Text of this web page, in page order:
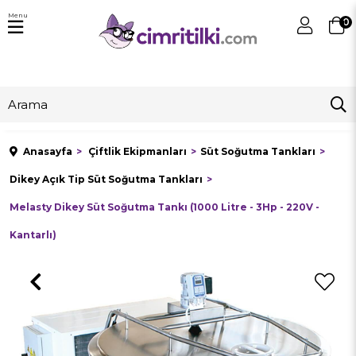
0
Menu
Anasayfa Çiftlik Ekipmanları Süt Soğutma Tankları
Dikey Açık Tip Süt Soğutma Tankları
Melasty Dikey Süt Soğutma Tankı (1000 Litre - 3Hp - 220V -
Kantarlı)